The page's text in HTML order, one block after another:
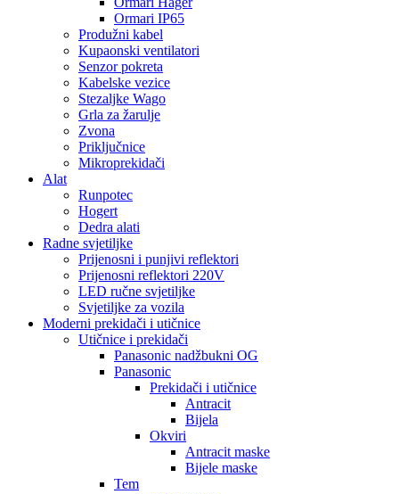
Ormari IP65
Produžni kabel
Kupaonski ventilatori
Senzor pokreta
Kabelske vezice
Stezaljke Wago
Grla za žarulje
Zvona
Priključnice
Mikroprekidači
Alat
Runpotec
Hogert
Dedra alati
Radne svjetiljke
Prijenosni i punjivi reflektori
Prijenosni reflektori 220V
LED ručne svjetiljke
Svjetiljke za vozila
Moderni prekidači i utičnice
Utičnice i prekidači
Panasonic nadžbukni OG
Panasonic
Prekidači i utičnice
Antracit
Bijela
Okviri
Antracit maske
Bijele maske
Tem